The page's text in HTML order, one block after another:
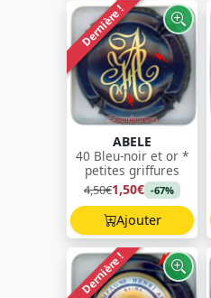
Dernière !
ABELE
40 Bleu-noir et or *
petites griffures
4,50€1,50€ -67%
Ajouter
Dernière !